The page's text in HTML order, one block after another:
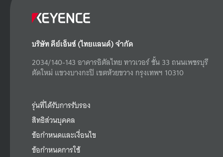
บริษัท คีย์เอ็นซ์ (ไทยแลนด์) จำกัด
2034/140-143 อาคารอิตัลไทย ทาวเวอร์ ชั้น 33 ถนนเพชรบุรี
ตัดใหม่ แขวงบางกะปิ เขตห้วยขวาง กรุงเทพฯ 10310
รุ่นที่ได้รับการรับรอง
สิทธิส่วนบุคคล
ข้อกำหนดและเงื่อนไข
ข้อกำหนดการใช้